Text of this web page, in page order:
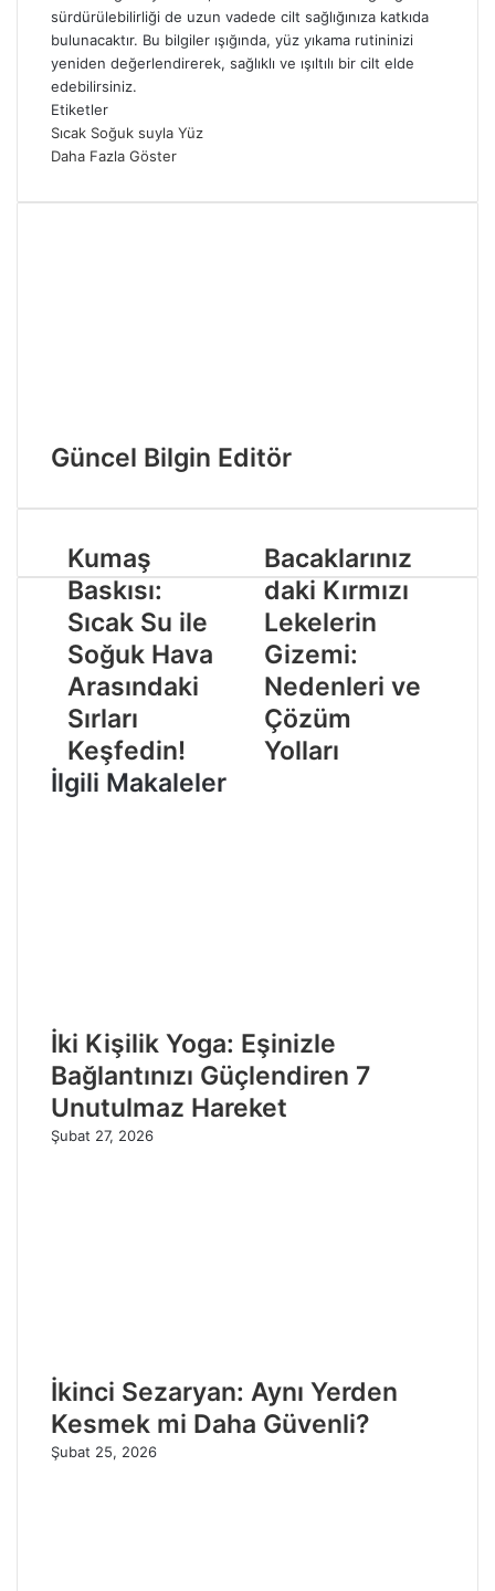
sürdürülebilirliği de uzun vadede cilt sağlığınıza katkıda
bulunacaktır. Bu bilgiler ışığında, yüz yıkama rutininizi
yeniden değerlendirerek, sağlıklı ve ışıltılı bir cilt elde
edebilirsiniz.
Etiketler
Sıcak Soğuk suyla Yüz
Daha Fazla Göster
Güncel Bilgin Editör
Kumaş
Baskısı:
Sıcak Su ile
Soğuk Hava
Arasındaki
Sırları
Keşfedin!
Bacaklarınız
daki Kırmızı
Lekelerin
Gizemi:
Nedenleri ve
Çözüm
Yolları
İlgili Makaleler
İki Kişilik Yoga: Eşinizle
Bağlantınızı Güçlendiren 7
Unutulmaz Hareket
Şubat 27, 2026
İkinci Sezaryan: Aynı Yerden
Kesmek mi Daha Güvenli?
Şubat 25, 2026